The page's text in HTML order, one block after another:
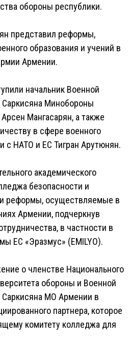
обороны республики.
представил реформы,
образования и учений в
Армении.
начальник Военной
Саркисяна Минобороны
Мангасарян, а также
в сфере военного
с НАТО и ЕС Тигран Арутюнян.
академического
безопасности и
реформы, осуществляемые в
Армении, подчеркнув
в частности в
ЕС «Эразмус» (EMILYO).
о членстве Национального
обороны и Военной
Саркисяна МО Армении в
партнера, которое
комитету колледжа для